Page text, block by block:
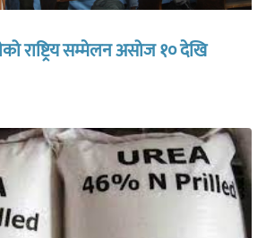
राष्ट्रिय सम्मेलन असोज १० देखि